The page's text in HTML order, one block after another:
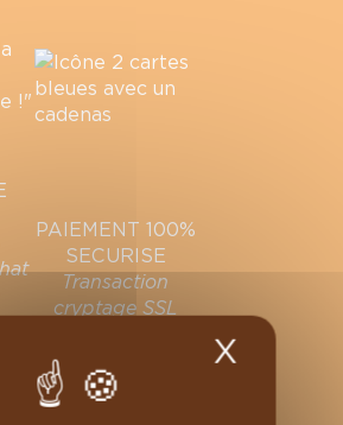
en
PAIEMENT 100%
SECURISE
Transaction
cryptage SSL
X